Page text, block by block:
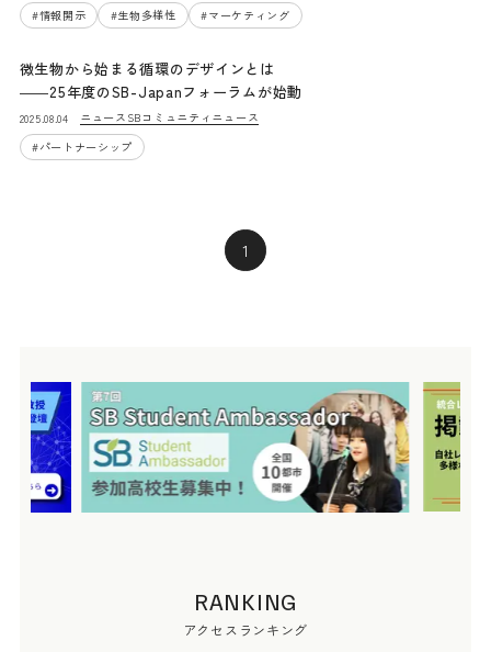
#情報開示 #生物多様性 #マーケティング
微生物から始まる循環のデザインとは
――25年度のSB-Japanフォーラムが始動
2025.08.04 ニュース SBコミュニティニュース
#パートナーシップ
1
RANKING
アクセスランキング